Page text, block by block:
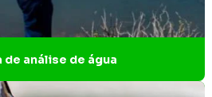
ambiental
de análise de água